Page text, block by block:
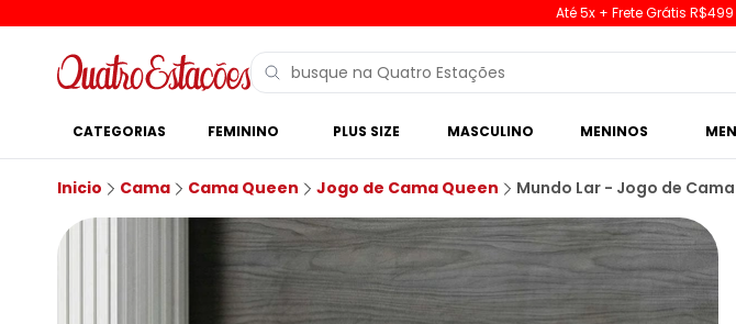
Até 5x + Frete Grátis R$499
CATEGORIAS FEMININO PLUS SIZE MASCULINO MENINOS
Inicio Cama Cama Queen Jogo de Cama Queen Mundo Lar - Jogo de